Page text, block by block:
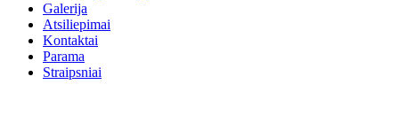
Galerija
Atsiliepimai
Kontaktai
Parama
Straipsniai